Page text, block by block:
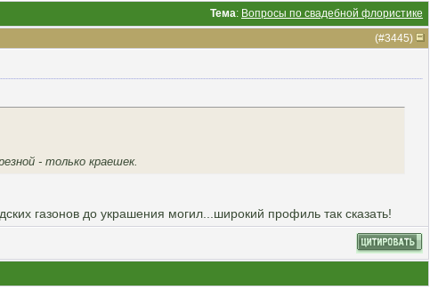
Тема: Вопросы по свадебной флористике
(#3445)
- только краешек.
газонов до украшения могил...широкий профиль так сказать!